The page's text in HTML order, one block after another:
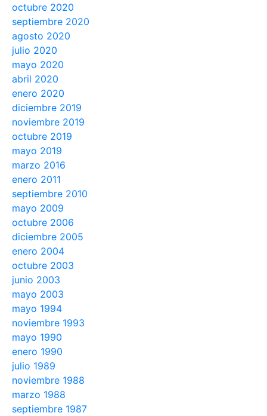
octubre 2020
septiembre 2020
agosto 2020
julio 2020
mayo 2020
abril 2020
enero 2020
diciembre 2019
noviembre 2019
octubre 2019
mayo 2019
marzo 2016
enero 2011
septiembre 2010
mayo 2009
octubre 2006
diciembre 2005
enero 2004
octubre 2003
junio 2003
mayo 2003
mayo 1994
noviembre 1993
mayo 1990
enero 1990
julio 1989
noviembre 1988
marzo 1988
septiembre 1987